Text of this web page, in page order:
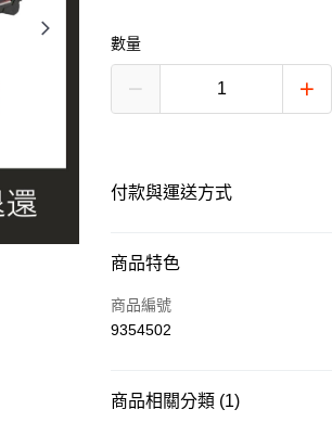
數量
付款與運送方式
付款方式
信用卡一次付款
順豐快遞宅配
商品特色
商品編號
9354502
商品相關分類 (1)